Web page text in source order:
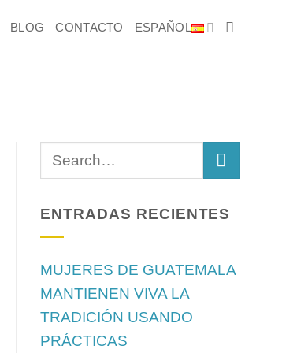
BLOG CONTACTO ESPAÑOL
ENTRADAS RECIENTES
MUJERES DE GUATEMALA
MANTIENEN VIVA LA
TRADICIÓN USANDO
PRÁCTICAS